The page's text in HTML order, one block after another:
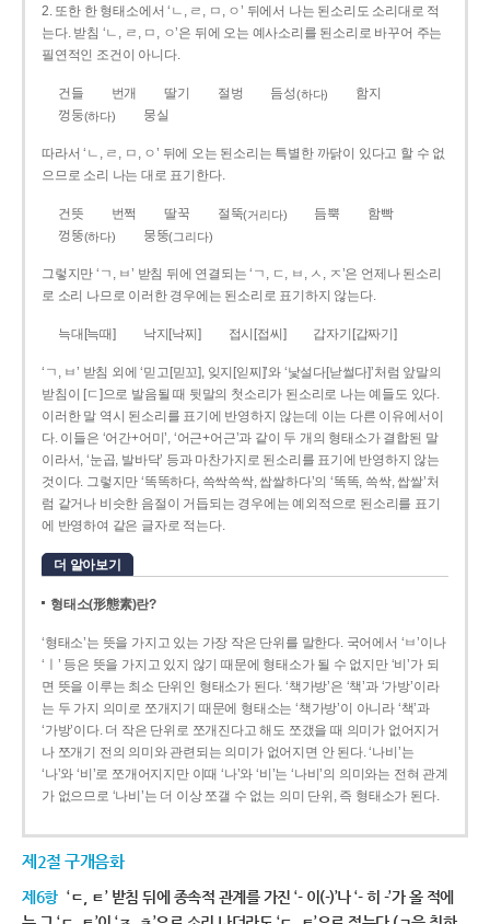
2. 또한 한 형태소에서 ‘ㄴ, ㄹ, ㅁ, ㅇ’ 뒤에서 나는 된소리도 소리대로 적
는다. 받침 ‘ㄴ, ㄹ, ㅁ, ㅇ’은 뒤에 오는 예사소리를 된소리로 바꾸어 주는
필연적인 조건이 아니다.
건들 번개 딸기 절벙 듬성(하다)
함지
껑둥(하다) 뭉실
따라서 ‘ㄴ, ㄹ, ㅁ, ㅇ’ 뒤에 오는 된소리는 특별한 까닭이 있다고 할 수 없
으므로 소리 나는 대로 표기한다.
건뜻 번쩍 딸꾹 절뚝(거리다) 듬뿍
함빡
껑뚱(하다) 뭉뚱(그리다)
그렇지만 ‘ㄱ, ㅂ’ 받침 뒤에 연결되는 ‘ㄱ, ㄷ, ㅂ, ㅅ, ㅈ’은 언제나 된소리
로 소리 나므로 이러한 경우에는 된소리로 표기하지 않는다.
늑대[늑때] 낙지[낙찌] 접시[접씨] 갑자기[갑짜기]
‘ㄱ, ㅂ’ 받침 외에 ‘믿고[믿꼬], 잊지[읻찌]’와 ‘낯설다[낟썰다]’처럼 앞말의
받침이 [ㄷ]으로 발음될 때 뒷말의 첫소리가 된소리로 나는 예들도 있다.
이러한 말 역시 된소리를 표기에 반영하지 않는데 이는 다른 이유에서이
다. 이들은 ‘어간+어미’, ‘어근+어근’과 같이 두 개의 형태소가 결합된 말
이라서, ‘눈곱, 발바닥’ 등과 마찬가지로 된소리를 표기에 반영하지 않는
것이다. 그렇지만 ‘똑똑하다, 쓱싹쓱싹, 쌉쌀하다’의 ‘똑똑, 쓱싹, 쌉쌀’처
럼 같거나 비슷한 음절이 거듭되는 경우에는 예외적으로 된소리를 표기
에 반영하여 같은 글자로 적는다.
더 알아보기
형태소(形態素)란?
‘형태소’는 뜻을 가지고 있는 가장 작은 단위를 말한다. 국어에서 ‘ㅂ’이나
‘ㅣ’ 등은 뜻을 가지고 있지 않기 때문에 형태소가 될 수 없지만 ‘비’가 되
면 뜻을 이루는 최소 단위인 형태소가 된다. ‘책가방’은 ‘책’과 ‘가방’이라
는 두 가지 의미로 쪼개지기 때문에 형태소는 ‘책가방’이 아니라 ‘책’과
‘가방’이다. 더 작은 단위로 쪼개진다고 해도 쪼갰을 때 의미가 없어지거
나 쪼개기 전의 의미와 관련되는 의미가 없어지면 안 된다. ‘나비’는
‘나’와 ‘비’로 쪼개어지지만 이때 ‘나’와 ‘비’는 ‘나비’의 의미와는 전혀 관계
가 없으므로 ‘나비’는 더 이상 쪼갤 수 없는 의미 단위, 즉 형태소가 된다.
제2절 구개음화
제6항 ‘ㄷ, ㅌ’ 받침 뒤에 종속적 관계를 가진 ‘- 이(-)’나 ‘- 히 -’가 올 적에